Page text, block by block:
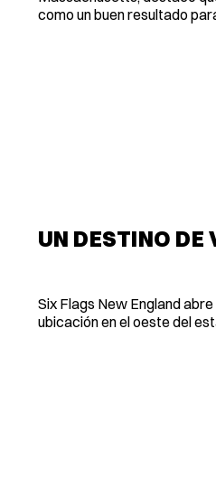
como un buen resultado
UN DESTINO DE
Six Flags New England
ubicación en el oeste del